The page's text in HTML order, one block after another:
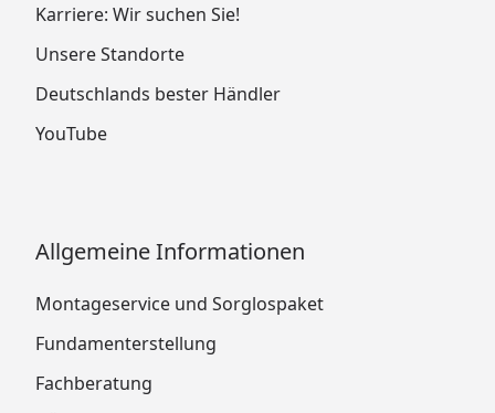
Karriere: Wir suchen Sie!
Unsere Standorte
Deutschlands bester Händler
YouTube
Allgemeine Informationen
Montageservice und Sorglospaket
Fundamenterstellung
Fachberatung